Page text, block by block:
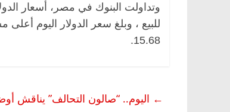
للبيع ، وبلغ سعر الدولار اليوم
15.68.
← اليوم.. “صالون التحالف” يناقش
الرئيسية مصر ناس وناس